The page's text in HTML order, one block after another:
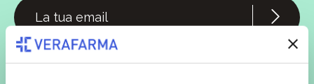
In qualità di interessato, avendo letto l’informativa